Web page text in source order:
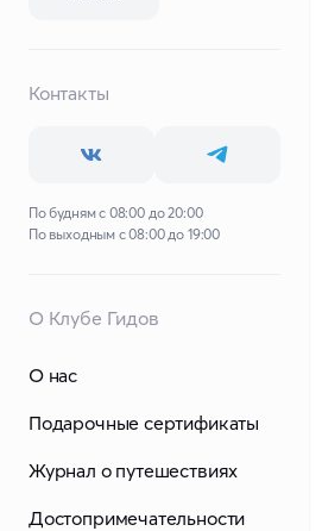
Контакты
По будням с 08:00 до 20:00
По выходным с 08:00 до 19:00
О Клубе Гидов
О нас
Подарочные сертификаты
Журнал о путешествиях
Достопримечательности